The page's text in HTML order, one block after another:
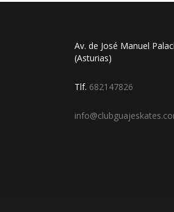
Av. de José Manuel
(Asturias)
Tlf. 682147826